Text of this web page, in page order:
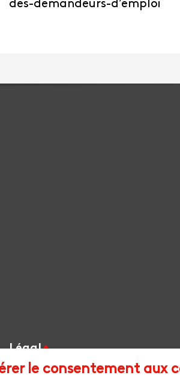
le consentement aux
des-demandeurs-d’emploi
Légal